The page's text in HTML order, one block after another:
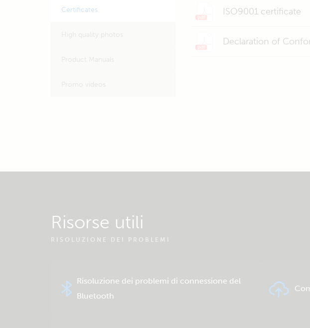
Certificates ISO9001 certificate
Declaration of
Risorse utili
RISOLUZIONE DEI PROBLEMI
Risoluzione dei problemi di connessione del
Bluetooth